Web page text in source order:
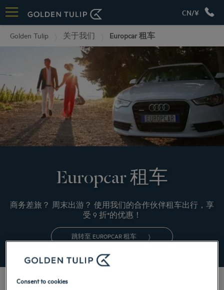
CN/¥
Golden Tulip 关于我们 Europcar 租车
Europcar 租车
商务差旅？ 周末出游？ 使用我们的合作伙伴租车出行，享
受 9 折*的优惠！
跳转至 EUROPCAR 租车
Consent to cookies